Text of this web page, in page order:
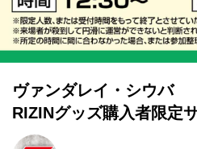
ヴァンダレイ・シウバ
RIZINグッズ購入者限定